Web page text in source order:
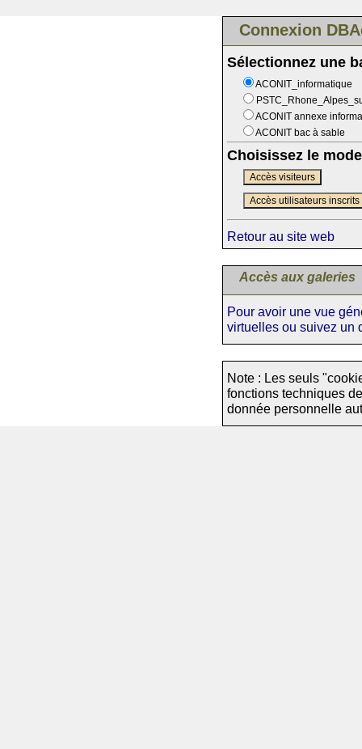
Connexion
Sélectionnez une
ACONIT_informatique
ACONIT annexe
ACONIT bac à sable
Choisissez le
Accès visiteurs
Accès utilisateurs inscrits
Retour au site web
Accès aux galeries
Pour avoir une vue
virtuelles ou suivez un
Note : Les seuls
fonctions techniques
donnée personnelle